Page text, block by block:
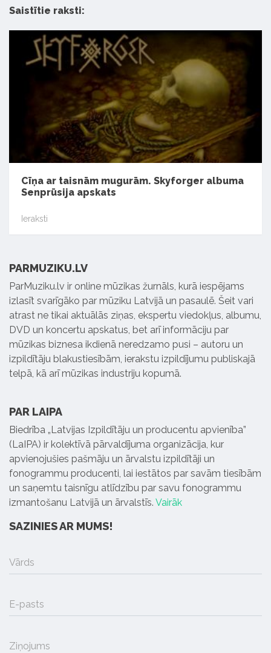
Saistītie raksti:
Cīņa ar taisnām mugurām. Skyforger albuma
Senprūsija apskats
Ieraksti
PARMUZIKU.LV
ParMuziku.lv ir online mūzikas žurnāls, kurā iespējams
izlasīt svarīgāko par mūziku Latvijā un pasaulē. Šeit vari
atrast ne tikai aktuālās ziņas, ekspertu viedokļus, albumu,
DVD un koncertu apskatus, bet arī informāciju par
mūzikas biznesa ikdienā neredzamo pusi – autoru un
izpildītāju blakustiesībām, ierakstu izpildījumu publiskajā
telpā, kā arī mūzikas industriju kopumā.
PAR LAIPA
Biedrība „Latvijas Izpildītāju un producentu apvienība”
(LaIPA) ir kolektīvā pārvaldījuma organizācija, kur
apvienojušies pašmāju un ārvalstu izpildītāji un
fonogrammu producenti, lai iestātos par savām tiesībām
un saņemtu taisnīgu atlīdzību par savu fonogrammu
izmantošanu Latvijā un ārvalstīs. Vairāk
SAZINIES AR MUMS!
Vārds
E-pasts
Ziņojums